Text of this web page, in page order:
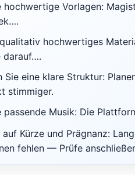
hochwertige Vorlagen:
hochwertiges
darauf….
Sie eine klare Struktur:
stimmiger.
passende Musik: Die
auf Kürze und Prägnanz:
fehlen — Prüfe